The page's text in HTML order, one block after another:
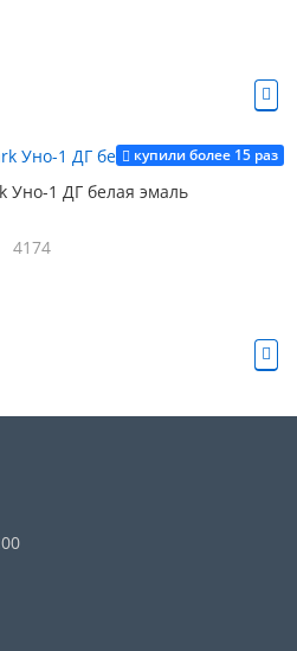
купили более 15 раз
Уно-1 ДГ белая эмаль
4174